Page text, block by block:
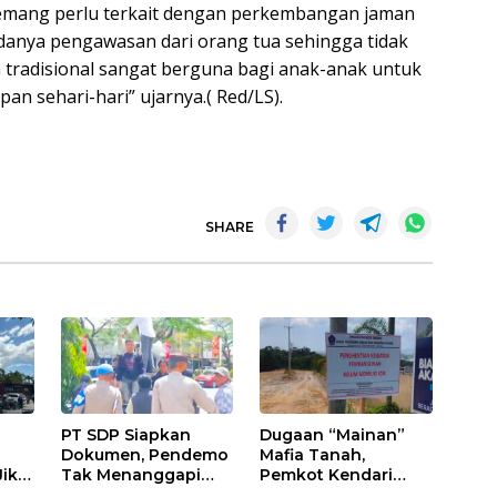
perlu terkait dengan perkembangan jaman
pengawasan dari orang tua sehingga tidak
sangat berguna bagi anak-anak untuk
sehari-hari” ujarnya.( Red/LS).
SHARE
PT SDP Siapkan
Dokumen, Pendemo
Tak Menanggapi
Dugaan “Mainan”
Mafia Tanah,
Pemkot Kendari